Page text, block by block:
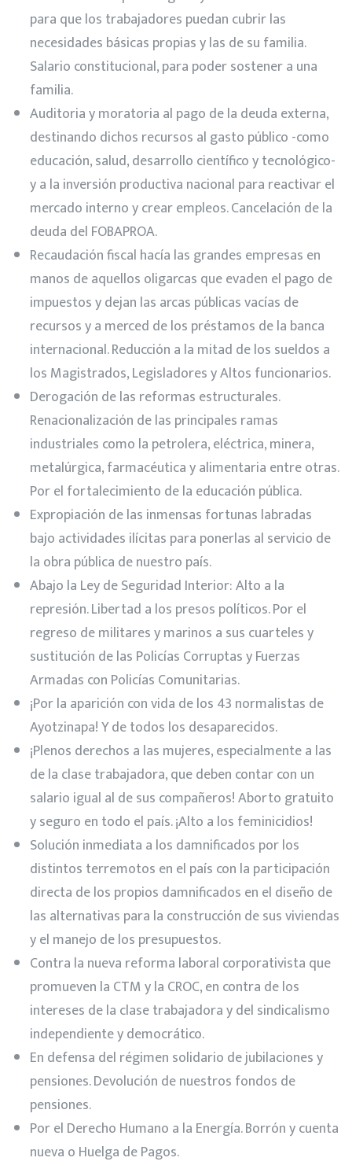
para que los trabajadores puedan cubrir las
necesidades básicas propias y las de su familia.
Salario constitucional, para poder sostener a una
familia.
Auditoria y moratoria al pago de la deuda externa,
destinando dichos recursos al gasto público -como
educación, salud, desarrollo científico y tecnológico-
y a la inversión productiva nacional para reactivar el
mercado interno y crear empleos. Cancelación de la
deuda del FOBAPROA.
Recaudación fiscal hacía las grandes empresas en
manos de aquellos oligarcas que evaden el pago de
impuestos y dejan las arcas públicas vacías de
recursos y a merced de los préstamos de la banca
internacional. Reducción a la mitad de los sueldos a
los Magistrados, Legisladores y Altos funcionarios.
Derogación de las reformas estructurales.
Renacionalización de las principales ramas
industriales como la petrolera, eléctrica, minera,
metalúrgica, farmacéutica y alimentaria entre otras.
Por el fortalecimiento de la educación pública.
Expropiación de las inmensas fortunas labradas
bajo actividades ilícitas para ponerlas al servicio de
la obra pública de nuestro país.
Abajo la Ley de Seguridad Interior: Alto a la
represión. Libertad a los presos políticos. Por el
regreso de militares y marinos a sus cuarteles y
sustitución de las Policías Corruptas y Fuerzas
Armadas con Policías Comunitarias.
¡Por la aparición con vida de los 43 normalistas de
Ayotzinapa! Y de todos los desaparecidos.
¡Plenos derechos a las mujeres, especialmente a las
de la clase trabajadora, que deben contar con un
salario igual al de sus compañeros! Aborto gratuito
y seguro en todo el país. ¡Alto a los feminicidios!
Solución inmediata a los damnificados por los
distintos terremotos en el país con la participación
directa de los propios damnificados en el diseño de
las alternativas para la construcción de sus viviendas
y el manejo de los presupuestos.
Contra la nueva reforma laboral corporativista que
promueven la CTM y la CROC, en contra de los
intereses de la clase trabajadora y del sindicalismo
independiente y democrático.
En defensa del régimen solidario de jubilaciones y
pensiones. Devolución de nuestros fondos de
pensiones.
Por el Derecho Humano a la Energía. Borrón y cuenta
nueva o Huelga de Pagos.